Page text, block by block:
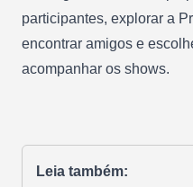
participantes, explorar a
encontrar amigos e
acompanhar os shows.
Leia também: